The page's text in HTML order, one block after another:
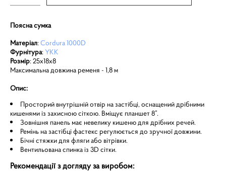
Поясна сумка
Матеріал:Cordura 1000D
Фурнітура:YKK
Розмір: 25х18х8
Максимальна довжина ременя - 1,8 м
Опис:
Просторий внутрішній отвір на застібці, оснащений дрібними
кишенями із захисною сіткою. Вміщує планшет 8”.
Зовнішня панель має невелику кишеню для дрібних речей.
Ремінь на застібці фастекс регулюється до зручної довжини.
Бічні стяжки для фляги або вітрівки.
Вентильована спинка із 3D сітки.
Рекомендації з догляду за виробом: